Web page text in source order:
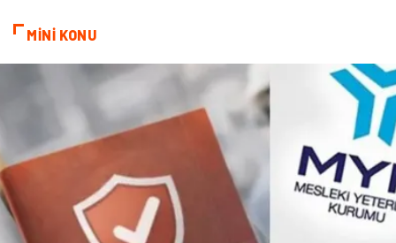
Yazı Tahtaları
Pet Malzemeleri
MİNİ KONU